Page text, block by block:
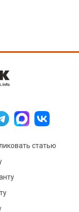
статью